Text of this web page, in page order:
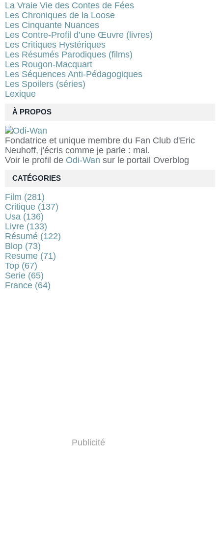
À PROPOS
Fondatrice et unique membre du Fan Club d'Eric
Neuhoff, j'écris comme je parle : mal.
Voir le profil de Odi-Wan sur le portail Overblog
La Vraie Vie des Contes de Fées
Les Chroniques de la Loose
Les Cinquante Nuances
Les Contre-Profil d’une Œuvre (livres)
Les Critiques Hystériques
Les Résumés Parodiques (films)
Les Rougon-Macquart
Les Séquences Anti-Pédagogiques
Les Spoilers (séries)
Lexique
CATÉGORIES
Film (281)
Critique (137)
Usa (136)
Livre (133)
Résumé (122)
Blop (73)
Resume (71)
Top (67)
Serie (65)
France (64)
Publicité